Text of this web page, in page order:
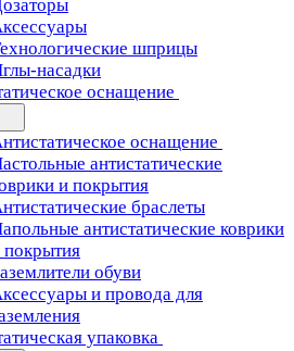
шприцы
насадки
оснащение
оснащение
антистатические
и покрытия
браслеты
антистатические коврики
покрытия
обуви
и провода для
упаковка